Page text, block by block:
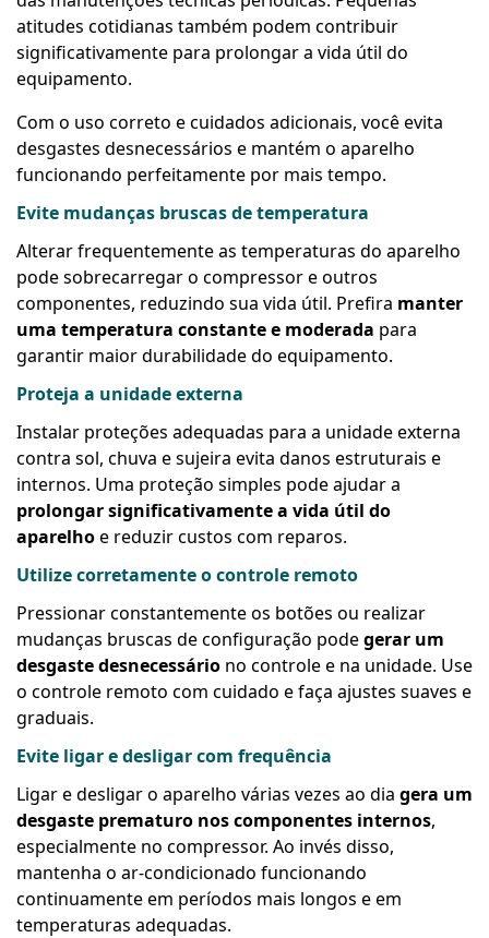
atitudes cotidianas também podem contribuir
significativamente para prolongar a vida útil do
equipamento.
Com o uso correto e cuidados adicionais, você evita
desgastes desnecessários e mantém o aparelho
funcionando perfeitamente por mais tempo.
Evite mudanças bruscas de temperatura
Alterar frequentemente as temperaturas do aparelho
pode sobrecarregar o compressor e outros
componentes, reduzindo sua vida útil. Prefira manter
uma temperatura constante e moderada para
garantir maior durabilidade do equipamento.
Proteja a unidade externa
Instalar proteções adequadas para a unidade externa
contra sol, chuva e sujeira evita danos estruturais e
internos. Uma proteção simples pode ajudar a
prolongar significativamente a vida útil do
aparelhoe reduzir custos com reparos.
Utilize corretamente o controle remoto
Pressionar constantemente os botões ou realizar
mudanças bruscas de configuração podegerar um
desgaste desnecessário no controle e na unidade. Use
o controle remoto com cuidado e faça ajustes suaves e
graduais.
Evite ligar e desligar com frequência
Ligar e desligar o aparelho várias vezes ao dia gera um
desgaste prematuro nos componentes internos,
especialmente no compressor. Ao invés disso,
mantenha o ar-condicionado funcionando
continuamente em períodos mais longos e em
temperaturas adequadas.